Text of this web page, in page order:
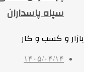
سپاه پاسداران
بازار و کسب و کار
۱۴۰۵/۰۴/۱۴